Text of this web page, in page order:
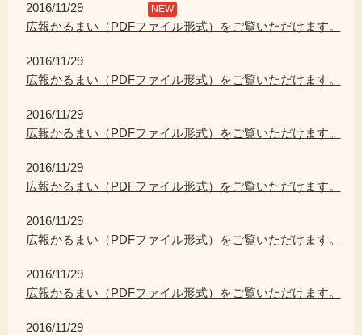
を
2016/11/29 NEW
広報かるまい（PDFファイル形式）をご覧いただけます。
2016/11/29
広報かるまい（PDFファイル形式）をご覧いただけます。
2016/11/29
広報かるまい（PDFファイル形式）をご覧いただけます。
2016/11/29
広報かるまい（PDFファイル形式）をご覧いただけます。
2016/11/29
広報かるまい（PDFファイル形式）をご覧いただけます。
2016/11/29
広報かるまい（PDFファイル形式）をご覧いただけます。
2016/11/29